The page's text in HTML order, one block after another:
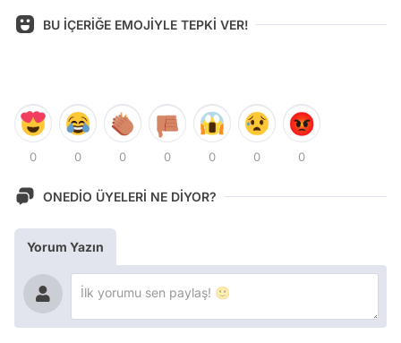
BU İÇERİĞE EMOJİYLE TEPKİ VER!
0 0 0 0 0 0 0
ONEDİO ÜYELERİ NE DİYOR?
Yorum Yazın